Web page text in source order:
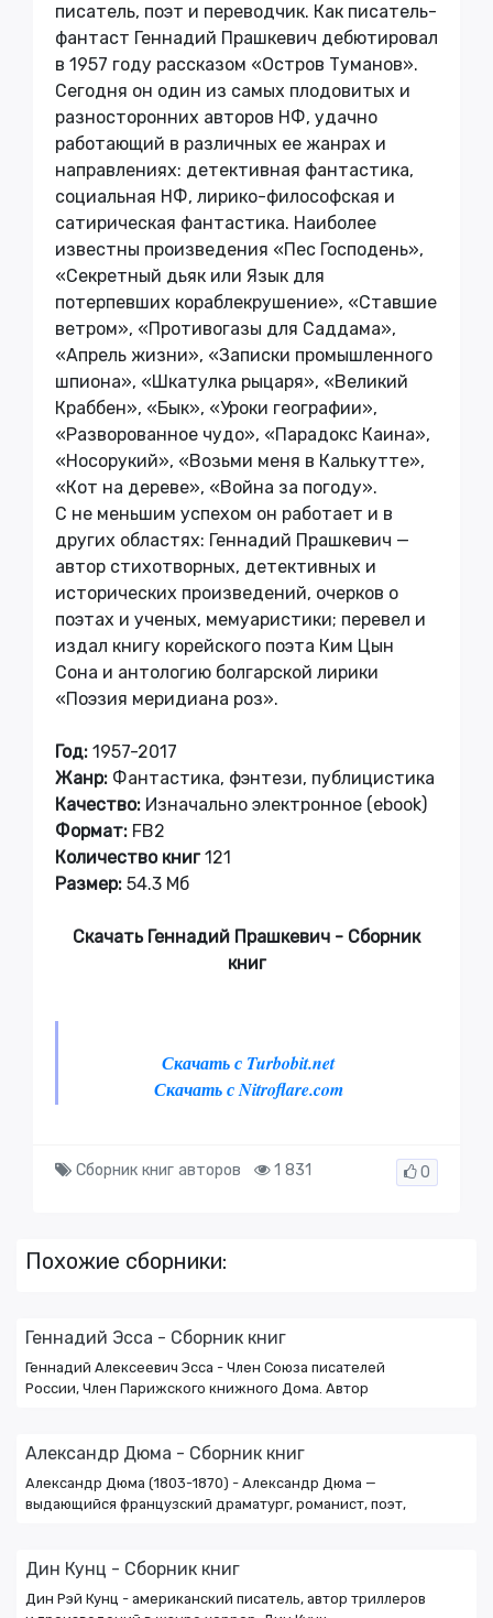
писатель, поэт и переводчик. Как писатель-
фантаст Геннадий Прашкевич дебютировал
в 1957 году рассказом «Остров Туманов».
Сегодня он один из самых плодовитых и
разносторонних авторов НФ, удачно
работающий в различных ее жанрах и
направлениях: детективная фантастика,
социальная НФ, лирико-философская и
сатирическая фантастика. Наиболее
известны произведения «Пес Господень»,
«Секретный дьяк или Язык для
потерпевших кораблекрушение», «Ставшие
ветром», «Противогазы для Саддама»,
«Апрель жизни», «Записки промышленного
шпиона», «Шкатулка рыцаря», «Великий
Краббен», «Бык», «Уроки географии»,
«Разворованное чудо», «Парадокс Каина»,
«Носорукий», «Возьми меня в Калькутте»,
«Кот на дереве», «Война за погоду».
С не меньшим успехом он работает и в
других областях: Геннадий Прашкевич —
автор стихотворных, детективных и
исторических произведений, очерков о
поэтах и ученых, мемуаристики; перевел и
издал книгу корейского поэта Ким Цын
Сона и антологию болгарской лирики
«Поэзия меридиана роз».
Год: 1957-2017
Жанр: Фантастика, фэнтези, публицистика
Качество: Изначально электронное (ebook)
Формат: FB2
Количество книг121
Размер: 54.3 Мб
Скачать Геннадий Прашкевич - Сборник
книг
Скачать с Turbobit.net
Скачать с Nitroflare.com
Сборник книг авторов 1 831 0
Похожие сборники:
Геннадий Эсса - Сборник книг
Геннадий Алексеевич Эсса - Член Союза писателей
России, Член Парижского книжного Дома. Автор
Александр Дюма - Сборник книг
Александр Дюма (1803-1870) - Александр Дюма —
выдающийся французский драматург, романист, поэт,
Дин Кунц - Сборник книг
Дин Рэй Кунц - американский писатель, автор триллеров